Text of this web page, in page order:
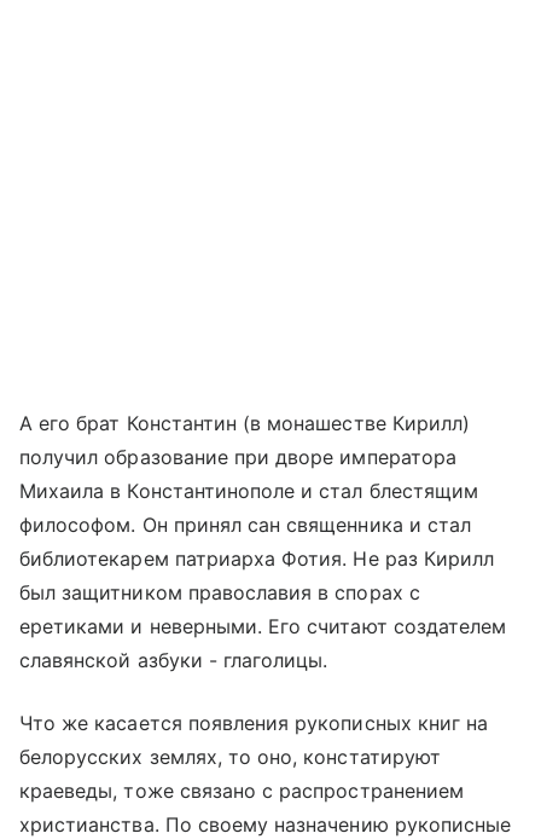
А его брат Константин (в монашестве Кирилл)
получил образование при дворе императора
Михаила в Константинополе и стал блестящим
философом. Он принял сан священника и стал
библиотекарем патриарха Фотия. Не раз Кирилл
был защитником православия в спорах с
еретиками и неверными. Его считают создателем
славянской азбуки - глаголицы.
Что же касается появления рукописных книг на
белорусских землях, то оно, констатируют
краеведы, тоже связано с распространением
христианства. По своему назначению рукописные